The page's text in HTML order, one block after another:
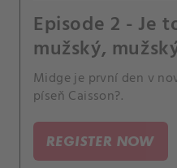
Episode 2 - Je
mužský,
Midge je první den v
píseň Caisson?.
REGISTER NOW